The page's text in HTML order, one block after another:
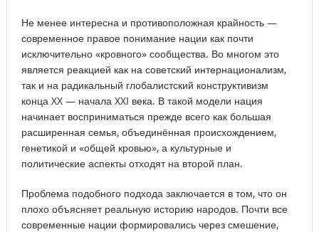
Не менее интересна и противоположная крайность —
современное правое понимание нации как почти
исключительно «кровного» сообщества. Во многом это
является реакцией как на советский интернационализм,
так и на радикальный глобалистский конструктивизм
конца XX — начала XXI века. В такой модели нация
начинает восприниматься прежде всего как большая
расширенная семья, объединённая происхождением,
генетикой и «общей кровью», а культурные и
политические аспекты отходят на второй план.
Проблема подобного подхода заключается в том, что он
плохо объясняет реальную историю народов. Почти все
современные нации формировались через смешение,